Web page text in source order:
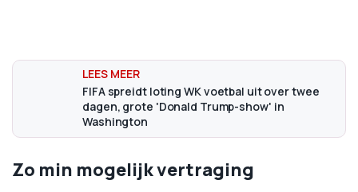
FIFA spreidt loting WK voetbal uit over twee
dagen, grote 'Donald Trump-show' in
Washington
Zo min mogelijk vertraging